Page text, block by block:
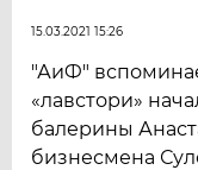
15.03.2021 15:26
"АиФ"
«лавстори»
балерины
бизнесмена